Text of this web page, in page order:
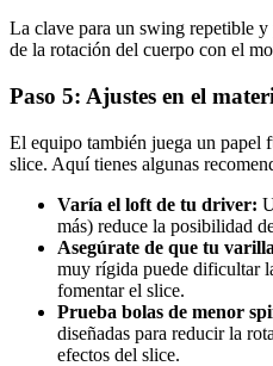
La clave para un swing repetible
de la rotación del cuerpo con el
Paso 5: Ajustes en el
El equipo también juega un papel
slice. Aquí tienes algunas
Varía el loft de tu driver:
más) reduce la posibilidad
Asegúrate de que tu
muy rígida puede dificultar
fomentar el slice.
Prueba bolas de menor
diseñadas para reducir la
efectos del slice.